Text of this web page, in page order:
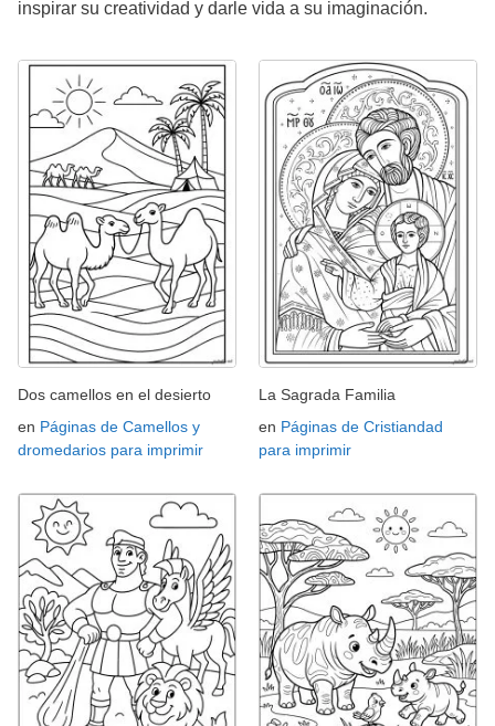
inspirar su creatividad y darle vida a su imaginación.
Dos camellos en el desierto
en Páginas de Camellos y
dromedarios para imprimir
La Sagrada Familia
en Páginas de Cristiandad
para imprimir